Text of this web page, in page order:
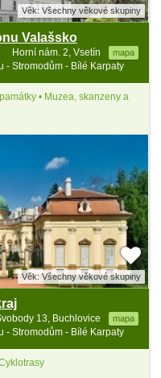
Věk: Všechny věkové skupiny
Valašsko
Horní nám. 2, Vsetín mapa
- Stromodům - Bílé Karpaty
• Muzea, skanzeny a
Věk: Všechny věkové skupiny
13, Buchlovice mapa
- Stromodům - Bílé Karpaty